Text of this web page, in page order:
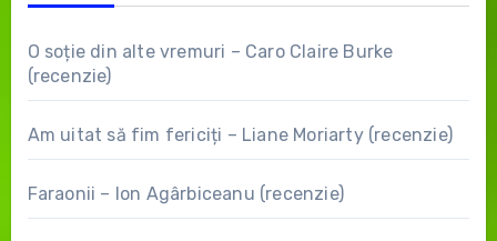
O soție din alte vremuri – Caro Claire Burke
(recenzie)
Am uitat să fim fericiți – Liane Moriarty (recenzie)
Faraonii – Ion Agârbiceanu (recenzie)